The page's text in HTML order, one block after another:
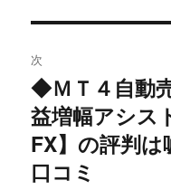
ビ
ゲ
ー
シ
ョ
投
稿:
次
次
の
投
稿:
◆ＭＴ４自動
益増幅アシス
FX】の評判
口コミ